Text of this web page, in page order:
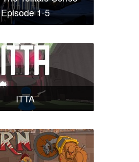
Episode 1-5
ITTA